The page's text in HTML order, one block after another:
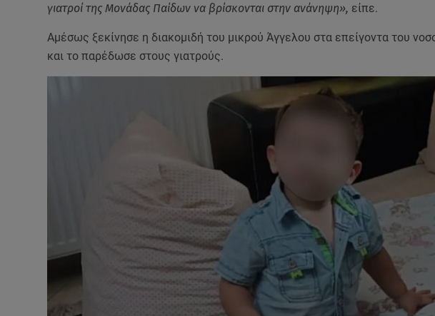
γιατροί της Μονάδας Παίδων να βρίσκονται στην ανάνηψη», είπε.
Αμέσως ξεκίνησε η διακομιδή του μικρού Άγγελου στα επείγοντα του
και το παρέδωσε στους γιατρούς.